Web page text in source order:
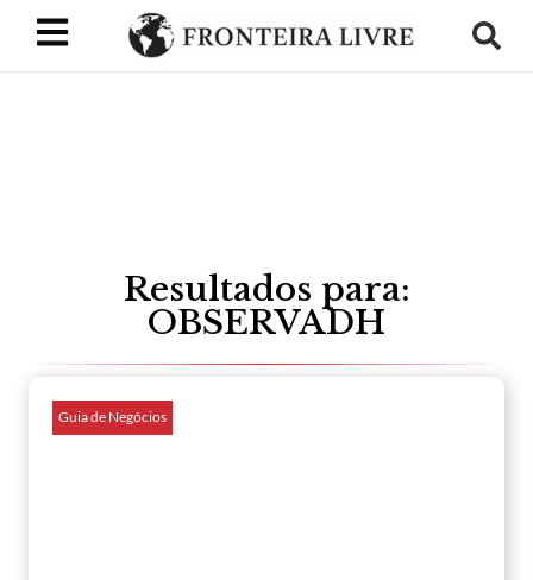
Resultados para:
OBSERVADH
Guia de Negócios